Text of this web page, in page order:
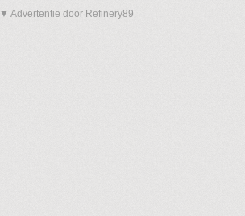
▼ Advertentie door Refinery89